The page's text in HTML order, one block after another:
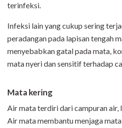
terinfeksi.
Infeksi lain yang cukup sering
peradangan pada lapisan tengah
menyebabkan gatal pada mata,
mata nyeri dan sensitif terhadap
Mata kering
Air mata terdiri dari campuran air,
Air mata membantu menjaga